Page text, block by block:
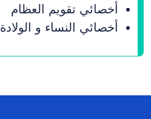
أخصائي تقویم العظام
أخصائي النساء و الولادة